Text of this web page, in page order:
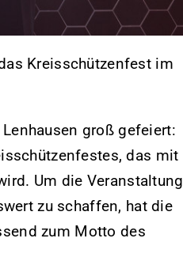
Kreisschützenfest im
groß gefeiert:
das mit
Um die Veranstaltung
zu schaffen, hat die
zum Motto des